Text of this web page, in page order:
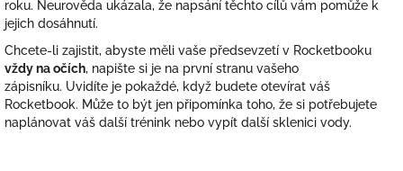
roku. Neurověda ukázala, že napsání těchto cílů vám pomůže k
jejich dosáhnutí.
Chcete-li zajistit, abyste měli vaše předsevzetí v Rocketbooku
vždy na očích, napište si je na první stranu vašeho
zápisníku. Uvidíte je pokaždé, když budete otevírat váš
Rocketbook. Může to být jen připomínka toho, že si potřebujete
naplánovat váš další trénink nebo vypít další sklenici vody.